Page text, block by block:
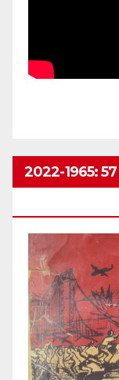
2022-1965: